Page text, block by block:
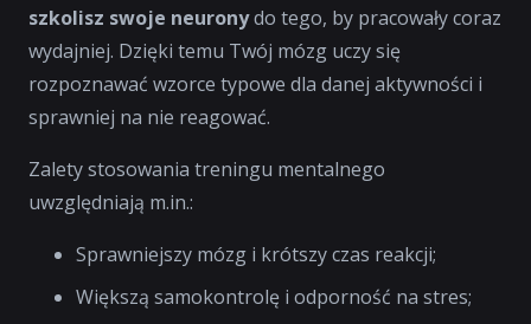
szkolisz swoje neuronydo tego, by pracowały coraz
wydajniej. Dzięki temu Twój mózg uczy się
rozpoznawać wzorce typowe dla danej aktywności i
sprawniej na nie reagować.
Zalety stosowania treningu mentalnego
uwzględniają m.in.:
Sprawniejszy mózg i krótszy czas reakcji;
Większą samokontrolę i odporność na stres;